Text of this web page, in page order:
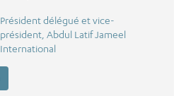
Président délégué et vice-
président, Abdul Latif Jameel
International